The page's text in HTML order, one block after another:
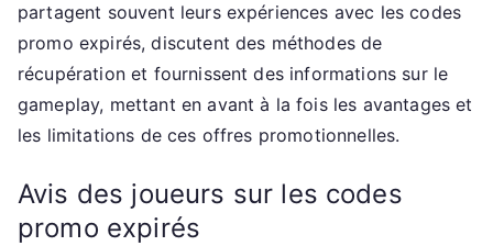
partagent souvent leurs expériences avec les codes
promo expirés, discutent des méthodes de
récupération et fournissent des informations sur le
gameplay, mettant en avant à la fois les avantages et
les limitations de ces offres promotionnelles.
Avis des joueurs sur les codes
promo expirés